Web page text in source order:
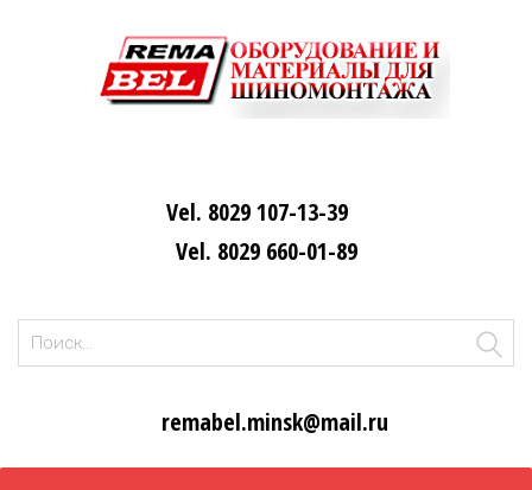
Vel. 8029 107-13-39
Vel. 8029 660-01-89
Найти:
remabel.minsk@mail.ru